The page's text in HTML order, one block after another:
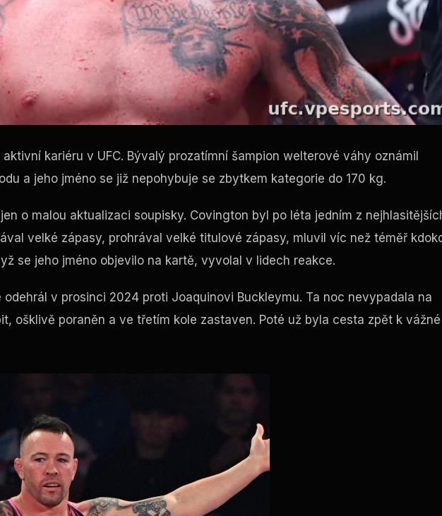
kariéru v UFC. Bývalý prozatímní šampion welterové váhy oznámil
a jeho jméno se již nepohybuje se zbytkem kategorie do 170 kg.
o malou aktualizaci soupisky. Covington byl po léta jedním z
velké zápasy, prohrával velké titulové zápasy, mluvil víc než téměř
se jeho jméno objevilo na kartě, vyvolal v lidech reakce.
odehrál v prosinci 2024 proti Joaquinovi Buckleymu. Ta noc nevypadala na
ošklivě poraněn a ve třetím kole zastaven. Poté už byla cesta zpět k vážné